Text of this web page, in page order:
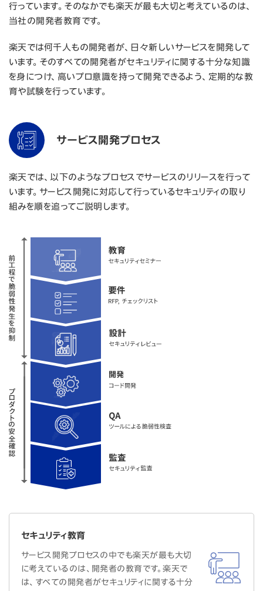
行っています。そのなかでも楽天が最も大切と考えているのは、
当社の開発者教育です。
楽天では何千人もの開発者が、日々新しいサービスを開発して
います。そのすべての開発者がセキュリティに関する十分な知識
を身につけ、高いプロ意識を持って開発できるよう、定期的な教
育や試験を行っています。
サービス開発プロセス
楽天では、以下のようなプロセスでサービスのリリースを行って
います。サービス開発に対応して行っているセキュリティの取り
組みを順を追ってご説明します。
セキュリティ教育
サービス開発プロセスの中でも楽天が最も大切
に考えているのは、開発者の教育です。楽天で
は、すべての開発者がセキュリティに関する十分